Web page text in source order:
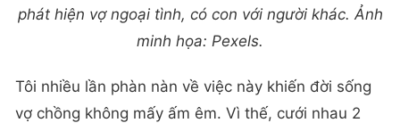
phát hiện vợ ngoại tình, có con với người khác. Ảnh
minh họa: Pexels.
Tôi nhiều lần phàn nàn về việc này khiến đời sống
vợ chồng không mấy ấm êm. Vì thế, cưới nhau 2